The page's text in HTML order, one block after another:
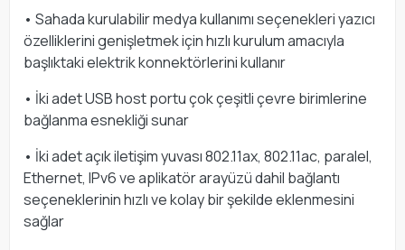
• Sahada kurulabilir medya kullanımı seçenekleri yazıcı
özelliklerini genişletmek için hızlı kurulum amacıyla
başlıktaki elektrik konnektörlerini kullanır
• İki adet USB host portu çok çeşitli çevre birimlerine
bağlanma esnekliği sunar
• İki adet açık iletişim yuvası 802.11ax, 802.11ac, paralel,
Ethernet, IPv6 ve aplikatör arayüzü dahil bağlantı
seçeneklerinin hızlı ve kolay bir şekilde eklenmesini
sağlar